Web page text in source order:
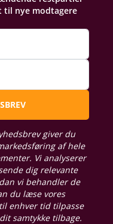
til nye modtagere
giver du
af hele
Vi analyserer
dig relevante
vi behandler de
du læse vores
enhver tid tilpasse
samtykke tilbage.